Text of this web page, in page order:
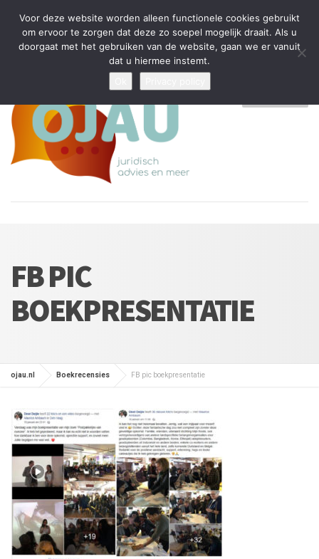
Tijdelijke stop: wegens drukte kan ik beperkt nieuwe zaken aannemen
en vragen beantwoorden
Algemene Voorwaarden
Disclaimer Privacybeleid
FB PIC
BOEKPRESENTATIE
ojau.nl Boekrecensies FB pic boekpresentatie
Voor deze website worden alleen functionele cookies gebruikt
om ervoor te zorgen dat deze zo soepel mogelijk draait. Als u
doorgaat met het gebruiken van de website, gaan we er vanuit
dat u hiermee instemt.